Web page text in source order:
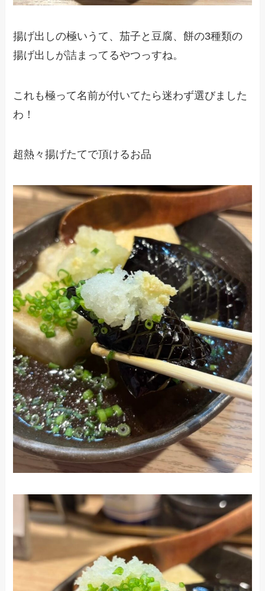
揚げ出しの極いうて、茄子と豆腐、餅の3種類の
揚げ出しが詰まってるやつっすね。
これも極って名前が付いてたら迷わず選びました
わ！
超熱々揚げたてで頂けるお品